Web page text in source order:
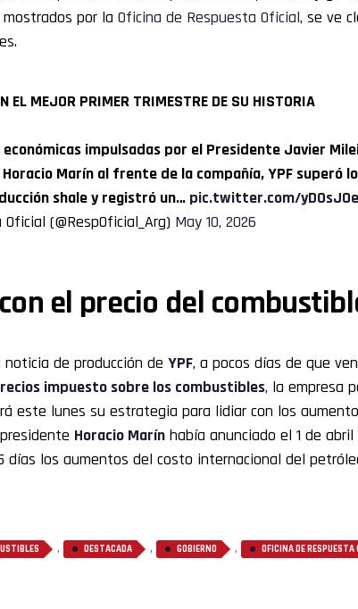
por la Oficina de Respuesta Oficial, se ve
EL MEJOR PRIMER TRIMESTRE DE SU HISTORIA
impulsadas por el Presidente Javier
Marín al frente de la compañía, YPF superó
shale y registró un… pic.twitter.com/
(@RespOficial_Arg) May 10, 2026
el precio del
de producción de YPF, a pocos días de que
impuesto sobre los combustibles, la empresa
este lunes su estrategia para lidiar con los
Horacio Marín había anunciado el 1 de
días los aumentos del costo internacional del
, DESTACADA , GOBIERNO , OFICINA DE RESPUESTA